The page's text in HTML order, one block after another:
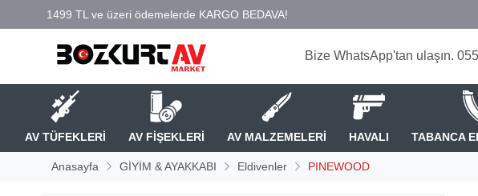
Bize WhatsApp'tan ulaşın.
AV TÜFEKLERİ AV FİŞEKLERİ AV MALZEMELERİ HAVALI TABANCA
Anasayfa GİYİM & AYAKKABI Eldivenler PINEWOOD